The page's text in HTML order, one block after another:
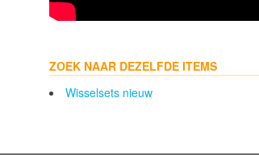
ZOEK NAAR DEZELFDE ITEMS
Wisselsets nieuw